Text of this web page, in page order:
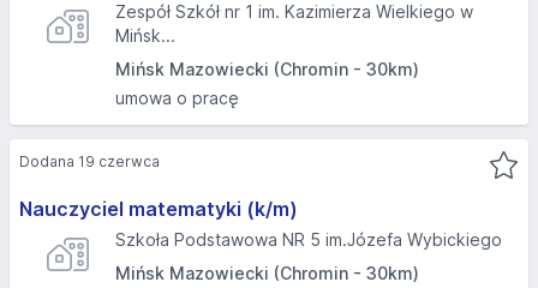
Zespół Szkół nr 1 im. Kazimierza Wielkiego w
Mińsk...
Mińsk Mazowiecki (Chromin - 30km)
umowa o pracę
Nauczyciel matematyki (k/m)
Szkoła Podstawowa NR 5 im.Józefa Wybickiego
Mińsk Mazowiecki (Chromin - 30km)
Dodana 19 czerwca